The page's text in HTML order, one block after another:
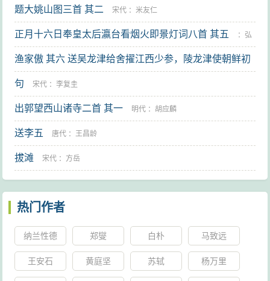
题大姚山图三首 其二 宋代 ：米友仁
正月十六日奉皇太后瀛台看烟火即景灯词八首 其五 ： 弘
历
渔家傲 其六 送吴龙津给舍擢江西少参，陵龙津使朝鲜初
回，云彼国有梦予记之以诗者
句 宋代 ：李复圭
出郭望西山诸寺二首 其一 明代 ：胡应麟
送李五 唐代 ：王昌龄
拔滩 宋代 ： 方岳
热门作者
纳兰性德 郑燮 白朴 马致远
王安石 黄庭坚 苏轼 杨万里